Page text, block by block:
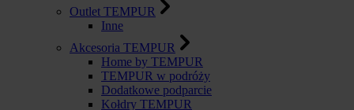
Outlet TEMPUR
Inne
Akcesoria TEMPUR
Home by TEMPUR
TEMPUR w podróży
Dodatkowe podparcie
Kołdry TEMPUR